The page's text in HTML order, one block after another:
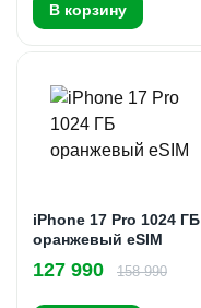
В корзину
iPhone 17 Pro 1024 ГБ
оранжевый eSIM
127 990 158 990